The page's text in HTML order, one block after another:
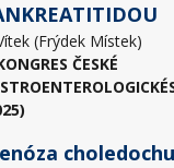
(Frýdek Místek)
ČESKÉ